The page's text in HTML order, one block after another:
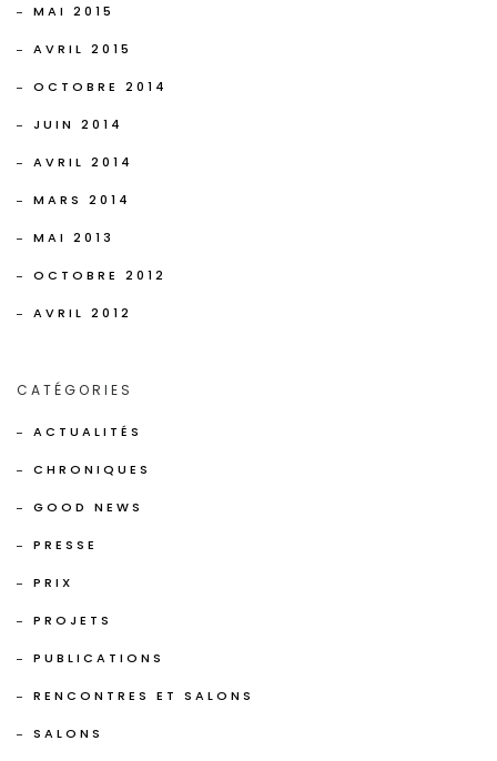
MAI 2015
AVRIL 2015
OCTOBRE 2014
JUIN 2014
AVRIL 2014
MARS 2014
MAI 2013
OCTOBRE 2012
AVRIL 2012
CATÉGORIES
ACTUALITÉS
CHRONIQUES
GOOD NEWS
PRESSE
PRIX
PROJETS
PUBLICATIONS
RENCONTRES ET SALONS
SALONS